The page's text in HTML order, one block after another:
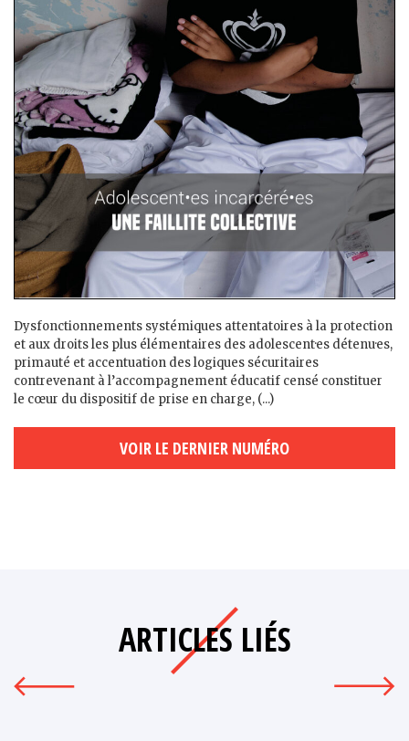
Dysfonctionnements systémiques attentatoires à la protection
et aux droits les plus élémentaires des adolescent·es détenu·es,
primauté et accentuation des logiques sécuritaires
contrevenant à l’accompagnement éducatif censé constituer
le cœur du dispositif de prise en charge, (...)
VOIR LE DERNIER NUMÉRO
ARTICLES LIÉS